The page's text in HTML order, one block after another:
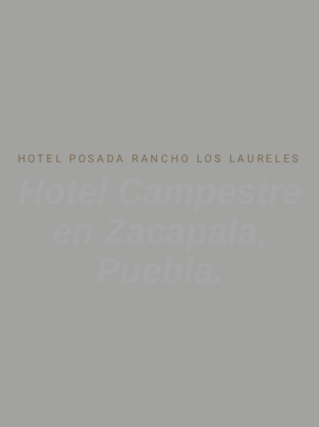
HOTEL POSADA RANCHO LOS LAURELES